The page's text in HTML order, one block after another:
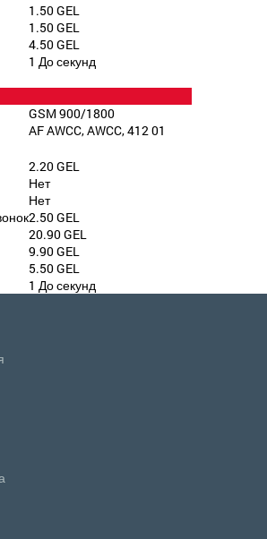
1.50 GEL
1.50 GEL
4.50 GEL
1 До секунд
GSM 900/1800
AF AWCC, AWCC, 412 01
2.20 GEL
Нет
Нет
2.50 GEL
20.90 GEL
9.90 GEL
5.50 GEL
1 До секунд